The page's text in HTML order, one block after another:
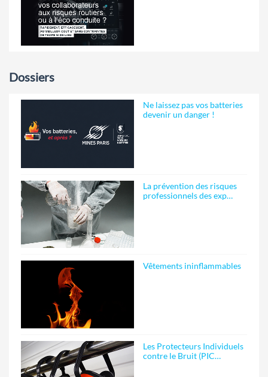
Dossiers
Ne laissez pas vos batteries
devenir un danger !
La prévention des risques
professionnels des exp…
Vêtements ininflammables
Les Protecteurs Individuels
contre le Bruit (PIC…